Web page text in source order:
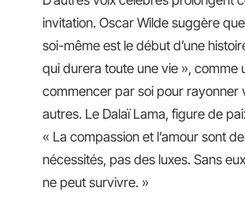
invitation. Oscar Wilde suggère que
soi-même est le début d’une
qui durera toute une vie », comme
commencer par soi pour rayonner
autres. Le Dalaï Lama, figure de
« La compassion et l’amour sont
nécessités, pas des luxes. Sans
ne peut survivre. »